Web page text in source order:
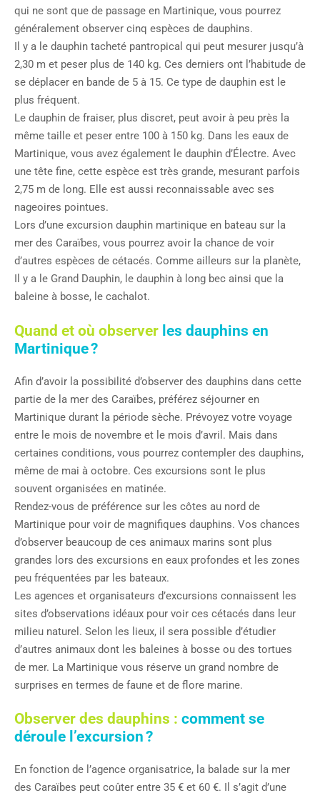
qui ne sont que de passage en Martinique, vous pourrez
généralement observer cinq espèces de dauphins.
Il y a le dauphin tacheté pantropical qui peut mesurer jusqu’à
2,30 m et peser plus de 140 kg. Ces derniers ont l’habitude de
se déplacer en bande de 5 à 15. Ce type de dauphin est le
plus fréquent.
Le dauphin de fraiser, plus discret, peut avoir à peu près la
même taille et peser entre 100 à 150 kg. Dans les eaux de
Martinique, vous avez également le dauphin d’Électre. Avec
une tête fine, cette espèce est très grande, mesurant parfois
2,75 m de long. Elle est aussi reconnaissable avec ses
nageoires pointues.
Lors d’une excursion dauphin martinique en bateau sur la
mer des Caraïbes, vous pourrez avoir la chance de voir
d’autres espèces de cétacés. Comme ailleurs sur la planète,
Il y a le Grand Dauphin, le dauphin à long bec ainsi que la
baleine à bosse, le cachalot.
Quand et où observer les dauphins en
Martinique ?
Afin d’avoir la possibilité d’observer des dauphins dans cette
partie de la mer des Caraïbes, préférez séjourner en
Martinique durant la période sèche. Prévoyez votre voyage
entre le mois de novembre et le mois d’avril. Mais dans
certaines conditions, vous pourrez contempler des dauphins,
même de mai à octobre. Ces excursions sont le plus
souvent organisées en matinée.
Rendez-vous de préférence sur les côtes au nord de
Martinique pour voir de magnifiques dauphins. Vos chances
d’observer beaucoup de ces animaux marins sont plus
grandes lors des excursions en eaux profondes et les zones
peu fréquentées par les bateaux.
Les agences et organisateurs d’excursions connaissent les
sites d’observations idéaux pour voir ces cétacés dans leur
milieu naturel. Selon les lieux, il sera possible d’étudier
d’autres animaux dont les baleines à bosse ou des tortues
de mer. La Martinique vous réserve un grand nombre de
surprises en termes de faune et de flore marine.
Observer des dauphins : comment se
déroule l’excursion ?
En fonction de l’agence organisatrice, la balade sur la mer
des Caraïbes peut coûter entre 35 € et 60 €. Il s’agit d’une